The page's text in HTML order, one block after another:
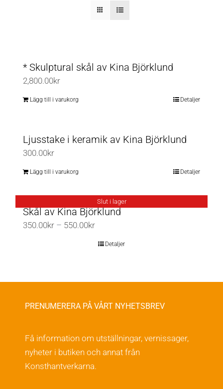
* Skulptural skål av Kina Björklund
2,800.00kr
Lägg till i varukorg Detaljer
Ljusstake i keramik av Kina Björklund
300.00kr
Lägg till i varukorg Detaljer
Slut i lager
Skål av Kina Björklund
350.00kr – 550.00krPrisintervall:
350.00kr
Detaljer
PRENUMERERA PÅ VÅRT NYHETSBREV
Få information om utställningar, vernissager,
nyheter i butiken och annat från
Konsthantverkarna.